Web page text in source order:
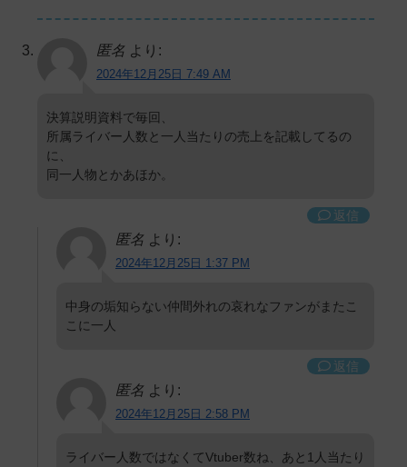
匿名 より:
2024年12月25日 7:49 AM
決算説明資料で毎回、
所属ライバー人数と一人当たりの売上を記載してるの
に、
同一人物とかあほか。
返信
匿名 より:
2024年12月25日 1:37 PM
中身の垢知らない仲間外れの哀れなファンがまたこ
こに一人
返信
匿名 より:
2024年12月25日 2:58 PM
ライバー人数ではなくてVtuber数ね、あと1人当たり